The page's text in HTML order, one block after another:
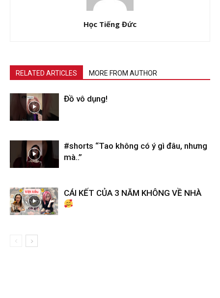
Học Tiếng Đức
RELATED ARTICLES MORE FROM AUTHOR
Đồ vô dụng!
#shorts “Tao không có ý gì đâu, nhưng
mà..”
CÁI KẾT CỦA 3 NĂM KHÔNG VỀ NHÀ